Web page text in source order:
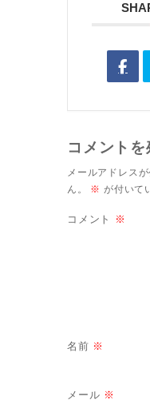
コメントを
メールアドレス
ん。
※ が付いて
コメント ※
名前 ※
メール ※